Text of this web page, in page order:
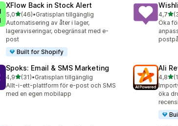
XFlow Back in Stock Alert
5,0av 5 stjärnor
(46)
46 recensioner totalt
•Gratisplan tillgänglig
Automatisering av åter i lager,
lageraviseringar, obegränsat med e-
post
Built for Shopify
4,7av
368
Öka
Spoks: Email & SMS Marketing
4,9av 5 stjärnor
(31)
31 recensioner totalt
•Gratisplan tillgänglig
Allt-i-ett-plattform för e-post och SMS
med en egen mobilapp
Ali
4,8av
1388
öka